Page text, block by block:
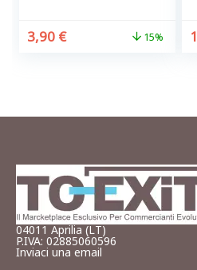
3,90 € 15%
04011 Aprilia (LT)
P.IVA: 02885060596
Inviaci una email